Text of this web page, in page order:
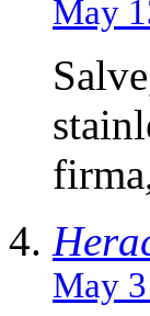
May
May